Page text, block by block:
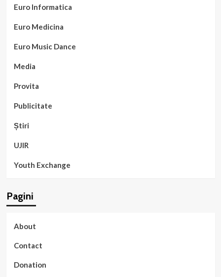
Euro Informatica
Euro Medicina
Euro Music Dance
Media
Provita
Publicitate
Știri
UJIR
Youth Exchange
Pagini
About
Contact
Donation